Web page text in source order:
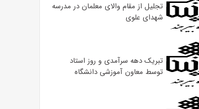
تجلیل از مقام والای معلمان در مدرسه
شهدای علوی
تبریک دهه سرآمدی و روز استاد
توسط معاون آموزشی دانشگاه